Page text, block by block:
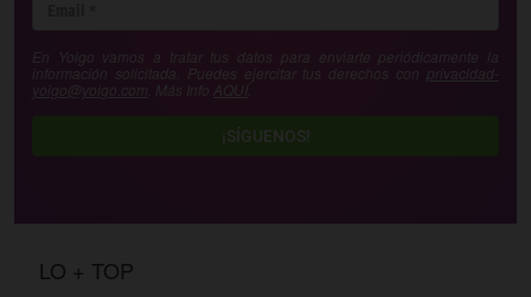
En Yoigo vamos a tratar tus datos para enviarte periódicamente la
información solicitada. Puedes ejercitar tus derechos con privacidad-
yoigo@yoigo.com . Más Info AQUÍ
¡SÍGUENOS!
LO + TOP